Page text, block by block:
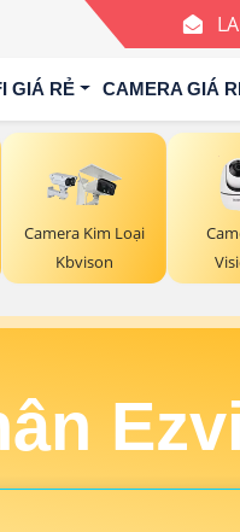
GIÁ RẺ CAMERA GIÁ
Camera Kim Loại
Kbvison